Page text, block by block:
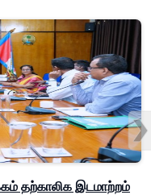
தற்காலிக இடமாற்றம்